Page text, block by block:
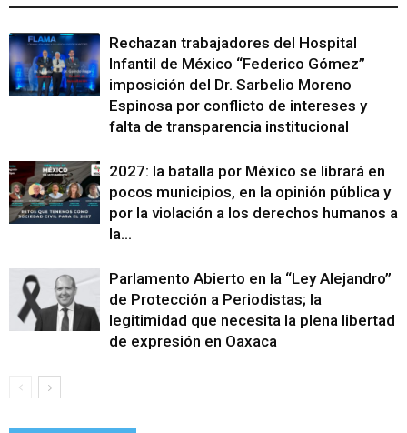
Rechazan trabajadores del Hospital
Infantil de México “Federico Gómez”
imposición del Dr. Sarbelio Moreno
Espinosa por conflicto de intereses y
falta de transparencia institucional
2027: la batalla por México se librará en
pocos municipios, en la opinión pública y
por la violación a los derechos humanos a
la...
Parlamento Abierto en la “Ley Alejandro”
de Protección a Periodistas; la
legitimidad que necesita la plena libertad
de expresión en Oaxaca